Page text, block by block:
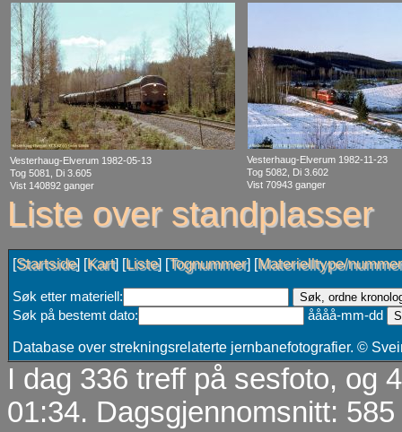
Vesterhaug-Elverum 1982-05-13
Tog 5081, Di 3.605
Vist 140892 ganger
Vesterhaug-Elverum 1982-11-23
Tog 5082, Di 3.602
Vist 70943 ganger
Liste over standplasser
[Startside] [Kart] [Liste] [Tognummer] [Materielltype/nummer
Søk etter materiell:
Søk på bestemt dato:
åååå-mm-dd
Database over strekningsrelaterte jernbanefotografier. ©
I dag 336 treff på sesfoto, og
01:34. Dagsgjennomsnitt: 585